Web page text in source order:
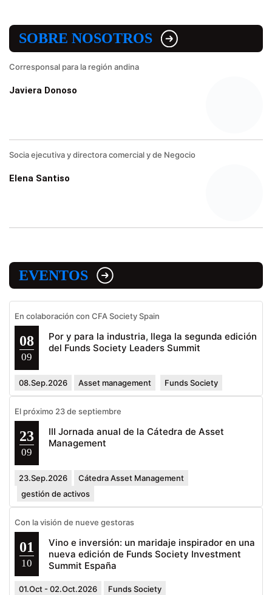
SOBRE NOSOTROS
Corresponsal para la región andina
Javiera Donoso
Socia ejecutiva y directora comercial y de Negocio
Elena Santiso
EVENTOS
En colaboración con CFA Society Spain
08
09
Por y para la industria, llega la segunda edición
del Funds Society Leaders Summit
08.Sep.2026 Asset management Funds Society
El próximo 23 de septiembre
23
09
III Jornada anual de la Cátedra de Asset
Management
23.Sep.2026
Cátedra Asset Management
gestión de activos
Con la visión de nueve gestoras
01
10
Vino e inversión: un maridaje inspirador en una
nueva edición de Funds Society Investment
Summit España
01.Oct - 02.Oct.2026
Funds Society